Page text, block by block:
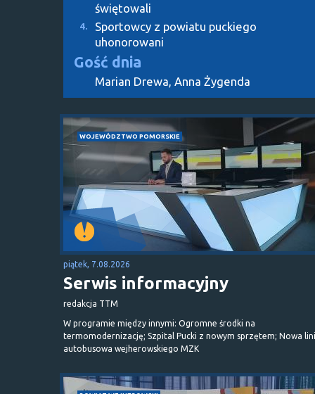
świętowali
4.
Sportowcy z powiatu puckiego
uhonorowani
Gość dnia
Marian Drewa, Anna Żygenda
WOJEWÓDZTWO POMORSKIE
piątek, 7.08.2026
Serwis informacyjny
redakcja TTM
W programie między innymi: Ogromne środki na
termomodernizację; Szpital Pucki z nowym sprzętem; Nowa
autobusowa wejherowskiego MZK